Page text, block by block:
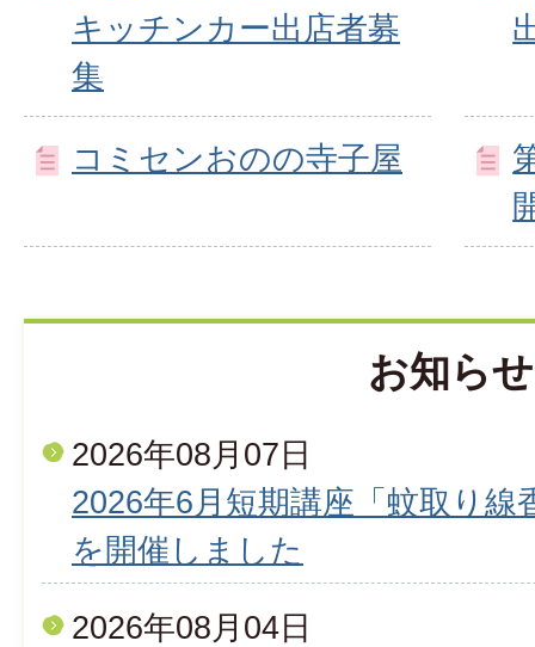
キッチンカー出店者募
集
コミセンおのの寺子屋
お知らせ
2026年08月07日
2026年6月短期講座「蚊取り
を開催しました
2026年08月04日